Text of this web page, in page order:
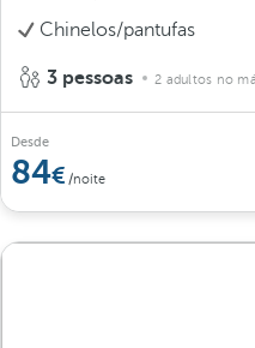
Chinelos/pantufas
3 pessoas 2 adultos no
Desde
84 /noite